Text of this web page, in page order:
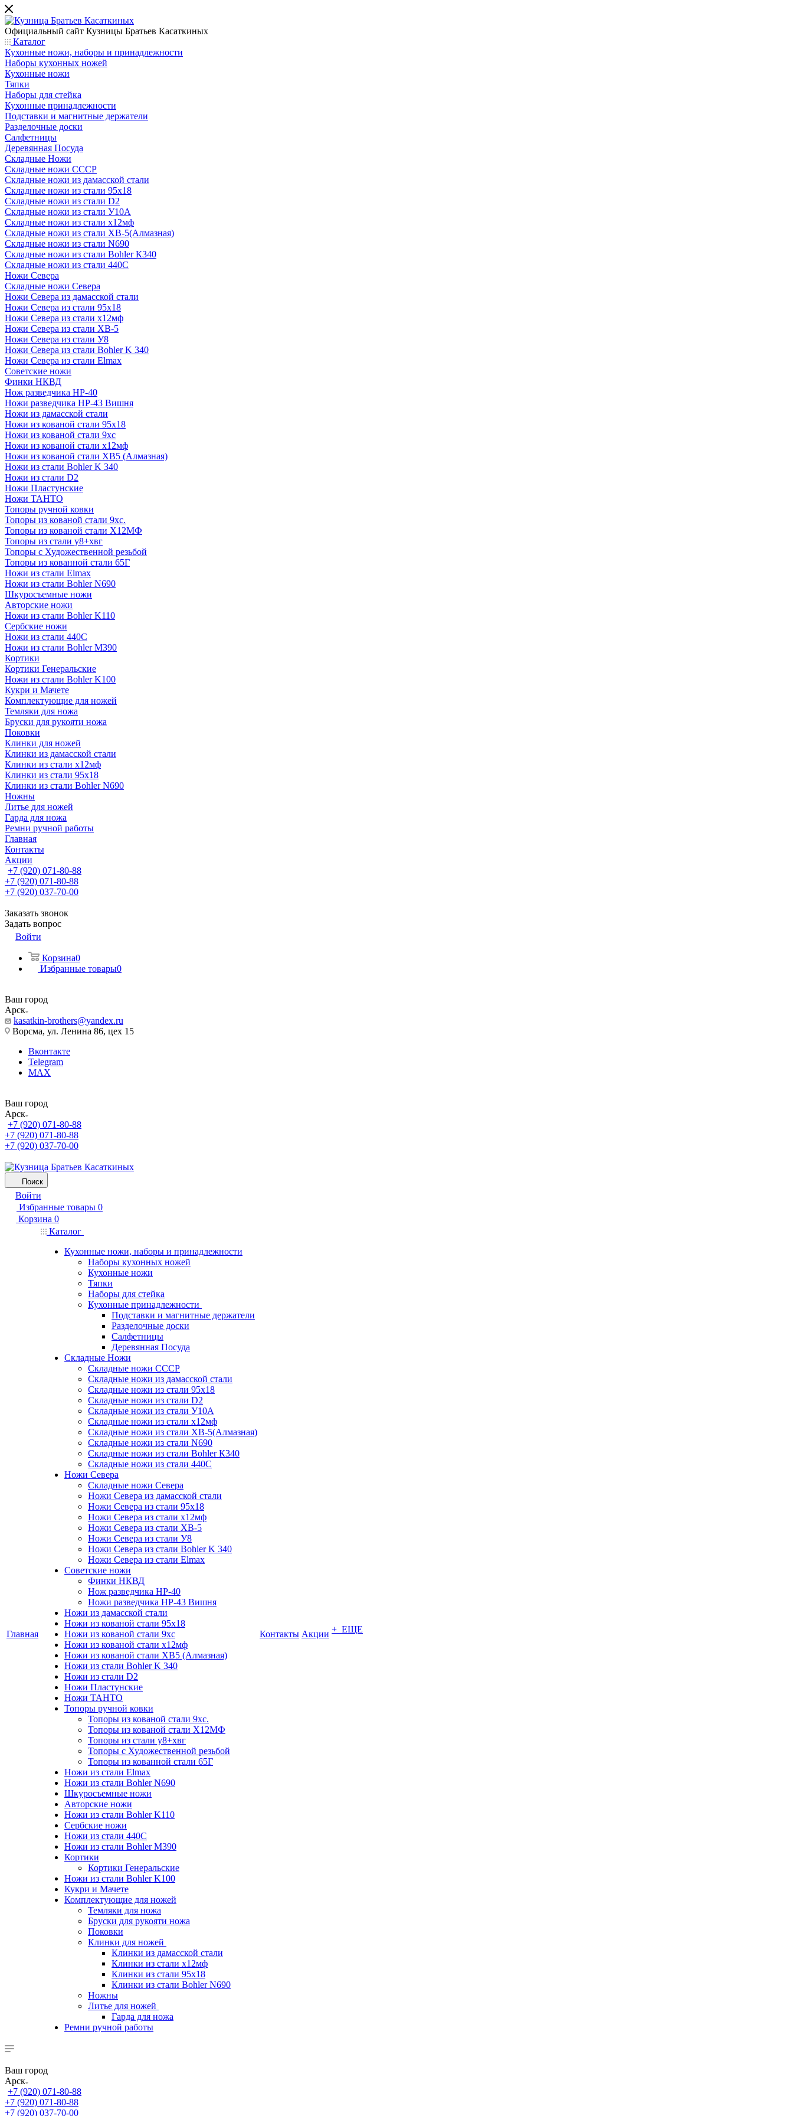
Официальный сайт Кузницы Братьев Касаткиных
Каталог
Кухонные ножи, наборы и принадлежности
Наборы кухонных ножей
Кухонные ножи
Тяпки
Наборы для стейка
Кухонные принадлежности
Подставки и магнитные держатели
Разделочные доски
Салфетницы
Деревянная Посуда
Складные Ножи
Cкладные ножи СССР
Складные ножи из дамасской стали
Складные ножи из стали 95х18
Складные ножи из стали D2
Складные ножи из стали У10А
Складные ножи из стали х12мф
Складные ножи из стали ХВ-5(Алмазная)
Складные ножи из стали N690
Складные ножи из стали Bohler К340
Складные ножи из стали 440С
Ножи Севера
Складные ножи Севера
Ножи Севера из дамасской стали
Ножи Севера из стали 95х18
Ножи Севера из стали х12мф
Ножи Севера из стали ХВ-5
Ножи Севера из стали У8
Ножи Севера из стали Bohler K 340
Ножи Севера из стали Elmax
Советские ножи
Финки НКВД
Нож разведчика НР-40
Ножи разведчика НР-43 Вишня
Ножи из дамасской стали
Ножи из кованой стали 95х18
Ножи из кованой стали 9хс
Ножи из кованой стали х12мф
Ножи из кованой стали ХВ5 (Алмазная)
Ножи из стали Bohler K 340
Ножи из стали D2
Ножи Пластунские
Ножи ТАНТО
Топоры ручной ковки
Топоры из кованой стали 9хс.
Топоры из кованой стали Х12МФ
Топоры из стали у8+хвг
Топоры с Художественной резьбой
Топоры из кованной стали 65Г
Ножи из стали Elmax
Ножи из стали Bohler N690
Шкуросъемные ножи
Авторские ножи
Ножи из стали Bohler K110
Сербские ножи
Ножи из стали 440С
Ножи из стали Bohler M390
Кортики
Кортики Генеральские
Ножи из стали Bohler K100
Кукри и Мачете
Комплектующие для ножей
Темляки для ножа
Бруски для рукояти ножа
Поковки
Клинки для ножей
Клинки из дамасской стали
Клинки из стали х12мф
Клинки из стали 95х18
Клинки из стали Bohler N690
Ножны
Литье для ножей
Гарда для ножа
Ремни ручной работы
Главная
Контакты
Акции
+7 (920) 071-80-88
+7 (920) 071-80-88
+7 (920) 037-70-00
Заказать звонок
Задать вопрос
Войти
Корзина0
Избранные товары0
Ваш город
Арск
kasatkin-brothers@yandex.ru
Ворсма, ул. Ленина 86, цех 15
Вконтакте
Telegram
MAX
Ваш город
Арск
+7 (920) 071-80-88
+7 (920) 071-80-88
+7 (920) 037-70-00
Поиск
Войти
Избранные товары 0
Корзина 0
Главная
Каталог
Кухонные ножи, наборы и принадлежности
Наборы кухонных ножей
Кухонные ножи
Тяпки
Наборы для стейка
Кухонные принадлежности
Подставки и магнитные держатели
Разделочные доски
Салфетницы
Деревянная Посуда
Складные Ножи
Cкладные ножи СССР
Складные ножи из дамасской стали
Складные ножи из стали 95х18
Складные ножи из стали D2
Складные ножи из стали У10А
Складные ножи из стали х12мф
Складные ножи из стали ХВ-5(Алмазная)
Складные ножи из стали N690
Складные ножи из стали Bohler К340
Складные ножи из стали 440С
Ножи Севера
Складные ножи Севера
Ножи Севера из дамасской стали
Ножи Севера из стали 95х18
Ножи Севера из стали х12мф
Ножи Севера из стали ХВ-5
Ножи Севера из стали У8
Ножи Севера из стали Bohler K 340
Ножи Севера из стали Elmax
Советские ножи
Финки НКВД
Нож разведчика НР-40
Ножи разведчика НР-43 Вишня
Ножи из дамасской стали
Ножи из кованой стали 95х18
Ножи из кованой стали 9хс
Ножи из кованой стали х12мф
Ножи из кованой стали ХВ5 (Алмазная)
Ножи из стали Bohler K 340
Ножи из стали D2
Ножи Пластунские
Ножи ТАНТО
Топоры ручной ковки
Топоры из кованой стали 9хс.
Топоры из кованой стали Х12МФ
Топоры из стали у8+хвг
Топоры с Художественной резьбой
Топоры из кованной стали 65Г
Ножи из стали Elmax
Ножи из стали Bohler N690
Шкуросъемные ножи
Авторские ножи
Ножи из стали Bohler K110
Сербские ножи
Ножи из стали 440С
Ножи из стали Bohler M390
Кортики
Кортики Генеральские
Ножи из стали Bohler K100
Кукри и Мачете
Комплектующие для ножей
Темляки для ножа
Бруски для рукояти ножа
Поковки
Клинки для ножей
Клинки из дамасской стали
Клинки из стали х12мф
Клинки из стали 95х18
Клинки из стали Bohler N690
Ножны
Литье для ножей
Гарда для ножа
Ремни ручной работы
Контакты Акции + ЕЩЕ
Ваш город
Арск
+7 (920) 071-80-88
+7 (920) 071-80-88
+7 (920) 037-70-00